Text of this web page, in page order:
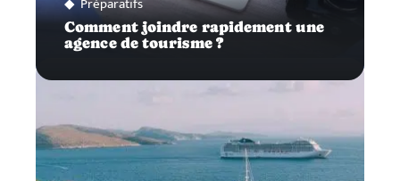
Comment joindre rapidement une
agence de tourisme ?